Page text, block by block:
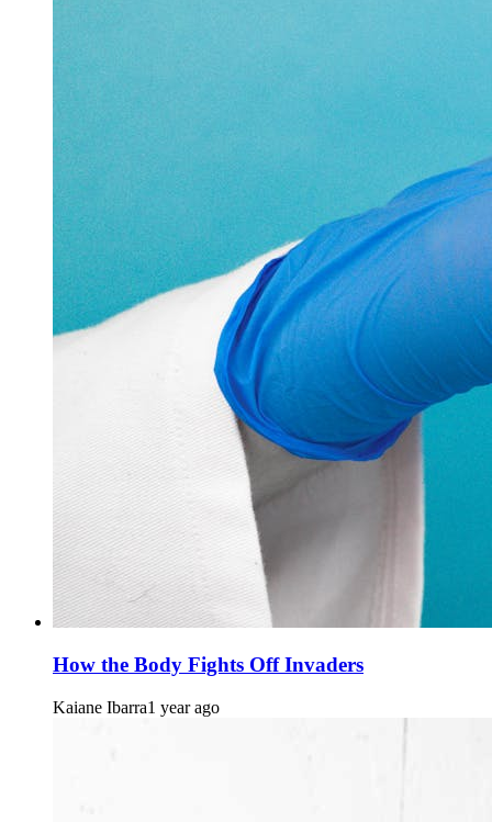
How the Body Fights Off Invaders
Kaiane Ibarra1 year ago